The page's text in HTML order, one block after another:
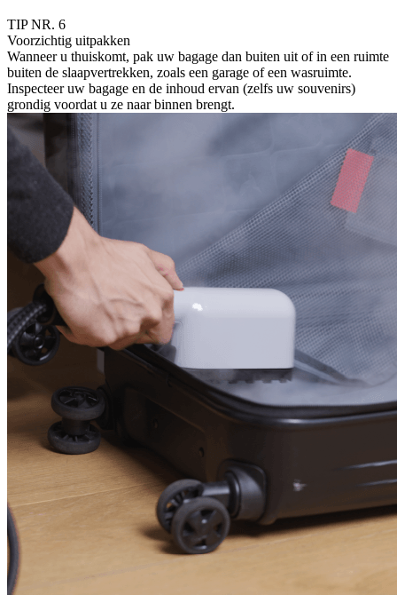
TIP NR. 6
Voorzichtig uitpakken
Wanneer u thuiskomt, pak uw bagage dan buiten uit of in een ruimte
buiten de slaapvertrekken, zoals een garage of een wasruimte.
Inspecteer uw bagage en de inhoud ervan (zelfs uw souvenirs)
grondig voordat u ze naar binnen brengt.